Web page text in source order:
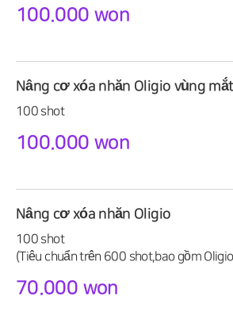
100.000 won
Nâng cơ xóa nhăn Oligio vùng mắt
100 shot
100.000 won
Nâng cơ xóa nhăn Oligio
100 shot
(Tiêu chuẩn trên 600 shot,bao gồm
70.000 won